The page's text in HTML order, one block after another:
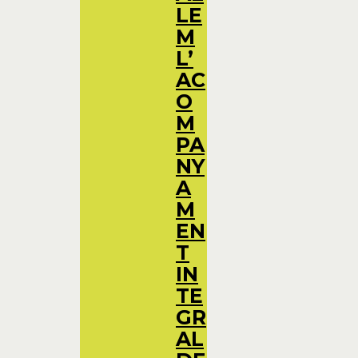
LE
M
L’
AC
O
M
PA
NY
A
M
EN
T
IN
TE
GR
AL